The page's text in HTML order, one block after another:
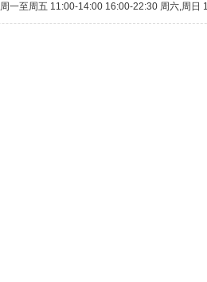
一至周五 11:00-14:00 16:00-22:30 周六,周日